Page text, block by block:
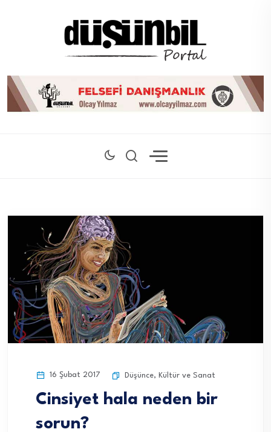
16 Şubat 2017 Düşünce, Kültür ve Sanat
Cinsiyet hala neden bir
sorun?